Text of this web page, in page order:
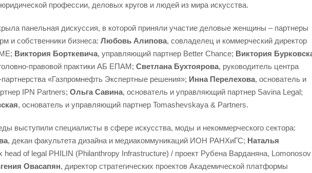
профессии, деловых кругов и людей из мира искусства.
панельная дискуссия, в которой приняли участие деловые женщины – партнеры
и собственники бизнеса: Любовь Алипова, совладелец и коммерческий директор
Виктория Борткевича, управляющий партнер Better Chance; Виктория
правовой практики АБ ЕПАМ; Светлана Бухтоярова, руководитель центра
партнерства «Газпромнефть Экспертные решения»; Инна Перелехова, основатель и
IPN Partners; Ольга Савина, основатель и управляющий партнер Savina Legal;
, основатель и управляющий партнер Tomashevskaya & Partners.
выступили специалисты в сфере искусства, моды и некоммерческого сектора:
, декан факультета дизайна и медиакоммуникаций ИОН РАНХиГС; Наталья
head of legal PHILIN (Philanthropy Infrastructure) / проект Рубена Варданяна, Lomonosov
Овасапян, директор стратегических проектов Академической платформы